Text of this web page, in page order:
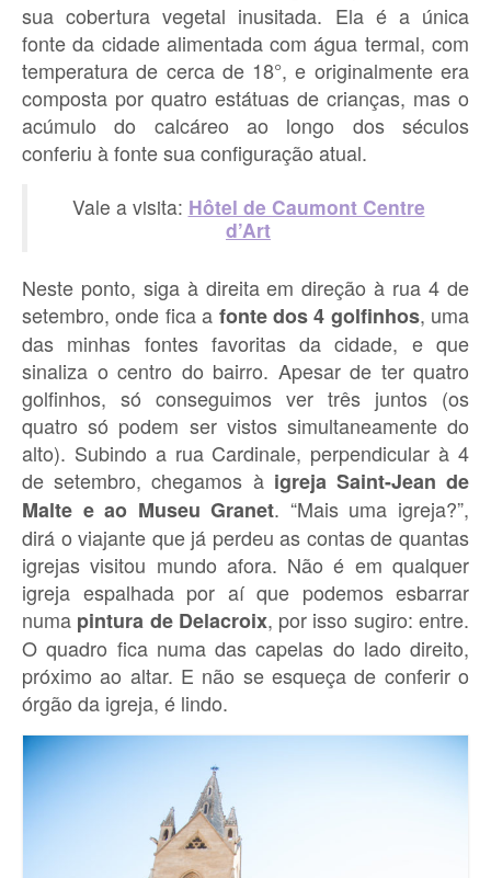
sua cobertura vegetal inusitada. Ela é a única
fonte da cidade alimentada com água termal, com
temperatura de cerca de 18°, e originalmente era
composta por quatro estátuas de crianças, mas o
acúmulo do calcáreo ao longo dos séculos
conferiu à fonte sua configuração atual.
Vale a visita: Hôtel de Caumont Centre
d’Art
Neste ponto, siga à direita em direção à rua 4 de
setembro, onde fica a fonte dos 4 golfinhos, uma
das minhas fontes favoritas da cidade, e que
sinaliza o centro do bairro. Apesar de ter quatro
golfinhos, só conseguimos ver três juntos (os
quatro só podem ser vistos simultaneamente do
alto). Subindo a rua Cardinale, perpendicular à 4
de setembro, chegamos à igreja Saint-Jean de
Malte e ao Museu Granet. “Mais uma igreja?”,
dirá o viajante que já perdeu as contas de quantas
igrejas visitou mundo afora. Não é em qualquer
igreja espalhada por aí que podemos esbarrar
numa pintura de Delacroix, por isso sugiro: entre.
O quadro fica numa das capelas do lado direito,
próximo ao altar. E não se esqueça de conferir o
órgão da igreja, é lindo.